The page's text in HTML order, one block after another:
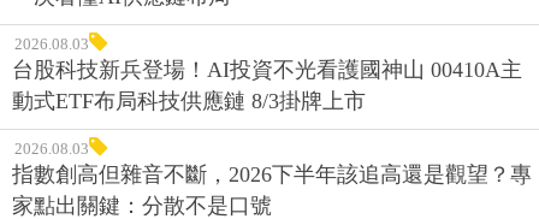
2026.08.03
台股科技新兵登場！AI投資不光看護國神山 00410A主
動式ETF布局科技供應鏈 8/3掛牌上市
2026.08.03
指數創高但雜音不斷，2026下半年該追高還是觀望？專
家點出關鍵：分散不是口號